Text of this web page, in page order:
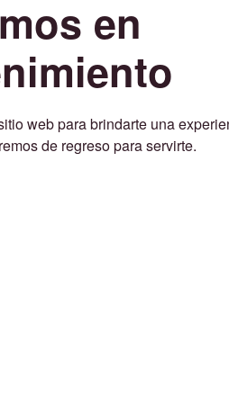
en
web para brindarte una
de regreso para servirte.